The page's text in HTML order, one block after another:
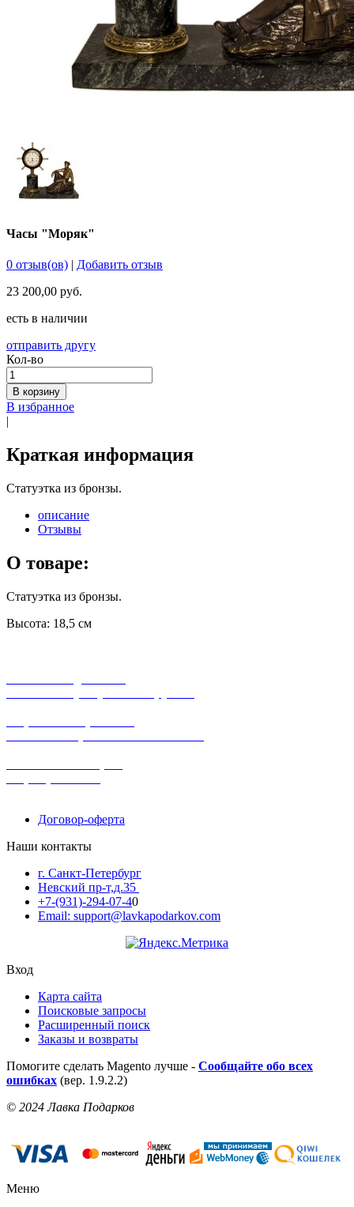
Часы "Моряк"
0 отзыв(ов) | Добавить отзыв
23 200,00 руб.
есть в наличии
отправить другу
Кол-во
В корзину
В избранное
|
Краткая информация
Статуэтка из бронзы.
описание
Отзывы
О товаре:
Статуэтка из бронзы.
Высота: 18,5 см
Договор-оферта
Наши контакты
г. Санкт-Петербург
Невский пр-т,д.35
+7-(931)-294-07-40
Email: support@lavkapodarkov.com
Вход
Карта сайта
Поисковые запросы
Расширенный поиск
Заказы и возвраты
Помогите сделать Magento лучше - Сообщайте обо всех
ошибках (вер. 1.9.2.2)
© 2024 Лавка Подарков
Меню